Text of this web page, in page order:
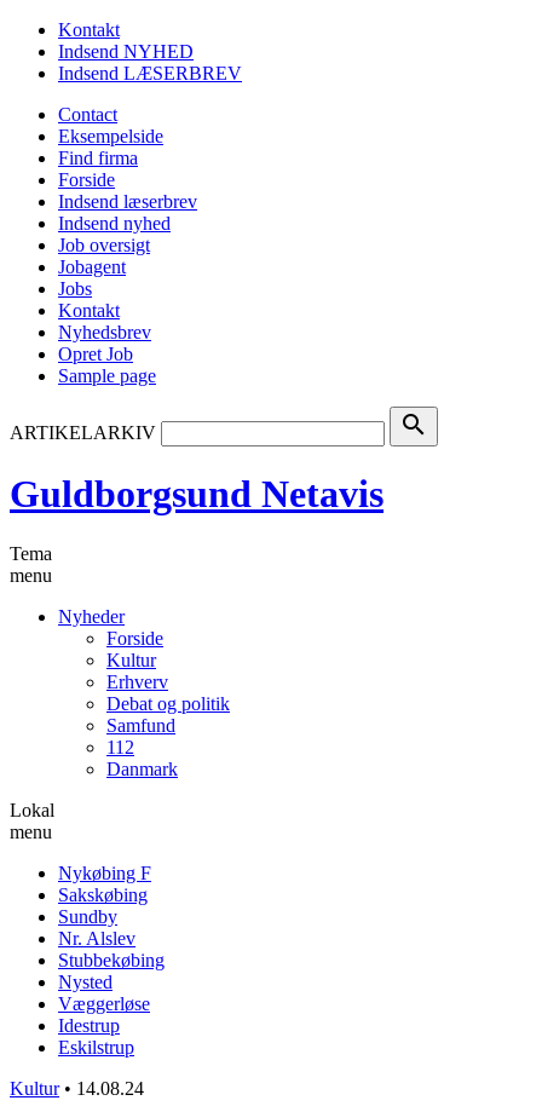
Kontakt
Indsend NYHED
Indsend LÆSERBREV
Contact
Eksempelside
Find firma
Forside
Indsend læserbrev
Indsend nyhed
Job oversigt
Jobagent
Jobs
Kontakt
Nyhedsbrev
Opret Job
Sample page
ARTIKELARKIV search
Guldborgsund Netavis
Tema
menu
Nyheder
Forside
Kultur
Erhverv
Debat og politik
Samfund
112
Danmark
Lokal
menu
Nykøbing F
Sakskøbing
Sundby
Nr. Alslev
Stubbekøbing
Nysted
Væggerløse
Idestrup
Eskilstrup
Kultur • 14.08.24